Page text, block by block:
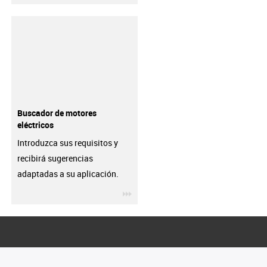
Buscador de motores
eléctricos
Introduzca sus requisitos y
recibirá sugerencias
adaptadas a su aplicación.